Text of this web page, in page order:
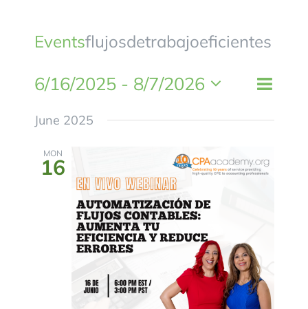
Eventsflujosdetrabajoeficientes
Views
Event
List
6/16/2025 - 8/7/2026
Select
date.
June 2025
MON
16